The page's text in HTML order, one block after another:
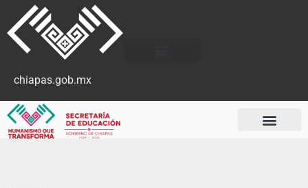
chiapas.gob.mx